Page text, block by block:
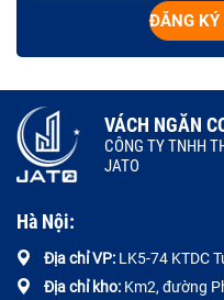
ĐĂNG KÝ
VÁCH NGĂN
CÔNG TY TNHH
JATO
Hà Nội:
Địa chỉ VP: LK5-74 KTDC
Địa chỉ kho: Km2, đường